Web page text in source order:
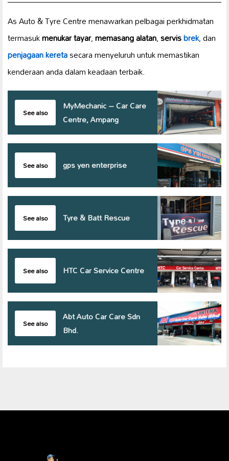
As Auto & Tyre Centre menawarkan pelbagai perkhidmatan
termasukmenukar tayar,memasang alatan,servisbrek, dan
penjagaan keretasecara menyeluruh untuk memastikan
kenderaan anda dalam keadaan terbaik.
See also
MyMechanic – Car Care
Centre, Ampang
See also gps yen enterprise
See also Tyre & Batt Rescue
See also HTC Car Service Centre
See also
Abt Auto Car Care Sdn
Bhd.